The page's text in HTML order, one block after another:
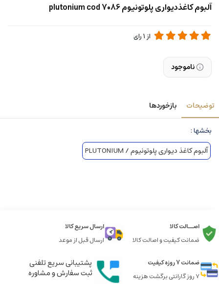
آلبوم کاغذدیواری پلوتونیوم plutonium cod 7086
از 1رای
ناموجود
توضیحات بازخوردها
بخشها :
آلبوم کاغذ دیواری پلوتونیوم / PLUTONIUM
اصــالت کالا
ضمانت کیفیت و اصالت کالا
ارسال سریع کالا
ارسال قبل از موعد
ضمانت 7 روزه کیفیت
7 روز گارانتی برگشت هزینه
پشتیبانی سریع تلفنی
ثبت سفارش و مشاوره